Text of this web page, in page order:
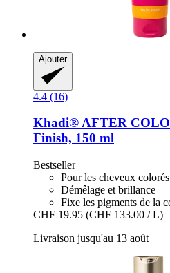
Ajouter
4.4 (16)
Khadi®AFTER
Finish, 150 ml
Bestseller
Pour les cheveux colorés
Démêlage et brillance
Fixe les pigments de la
CHF 19.95 (CHF 133.00 / L)
Livraison jusqu'au 13 août